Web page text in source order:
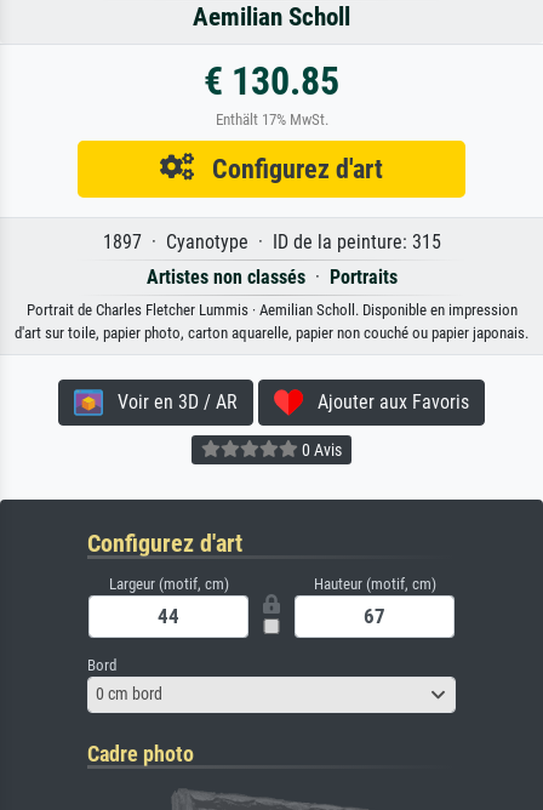
Aemilian Scholl
€ 130.85
Enthält 17% MwSt.
Configurez d'art
1897 · Cyanotype · ID de la peinture: 315
Artistes non classés· Portraits
Portrait de Charles Fletcher Lummis · Aemilian Scholl. Disponible en impression
d'art sur toile, papier photo, carton aquarelle, papier non couché ou papier japonais.
Voir en 3D / AR Ajouter aux Favoris
0 Avis
Configurez d'art
Largeur (motif, cm) Hauteur (motif, cm)
Bord
0 cm bord
Cadre photo